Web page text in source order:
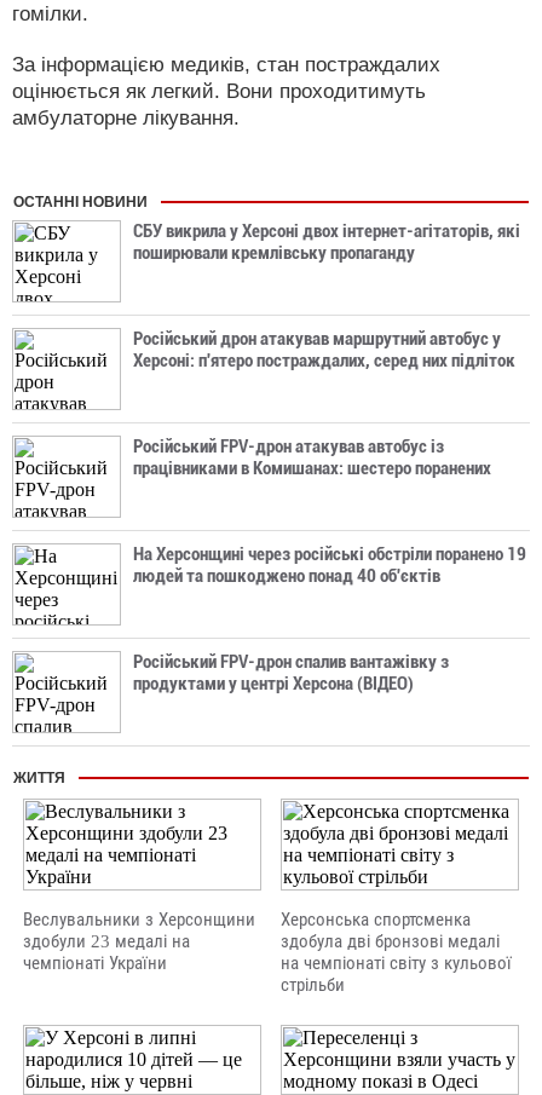
гомілки.
За інформацією медиків, стан постраждалих
оцінюється як легкий. Вони проходитимуть
амбулаторне лікування.
ОСТАННІ НОВИНИ
СБУ викрила у Херсоні двох інтернет-агітаторів, які
поширювали кремлівську пропаганду
Російський дрон атакував маршрутний автобус у
Херсоні: п'ятеро постраждалих, серед них підліток
Російський FPV-дрон атакував автобус із
працівниками в Комишанах: шестеро поранених
На Херсонщині через російські обстріли поранено 19
людей та пошкоджено понад 40 об'єктів
Російський FPV-дрон спалив вантажівку з
продуктами у центрі Херсона (ВІДЕО)
ЖИТТЯ
Веслувальники з Херсонщини
здобули 23 медалі на
чемпіонаті України
Херсонська спортсменка
здобула дві бронзові медалі
на чемпіонаті світу з кульової
стрільби